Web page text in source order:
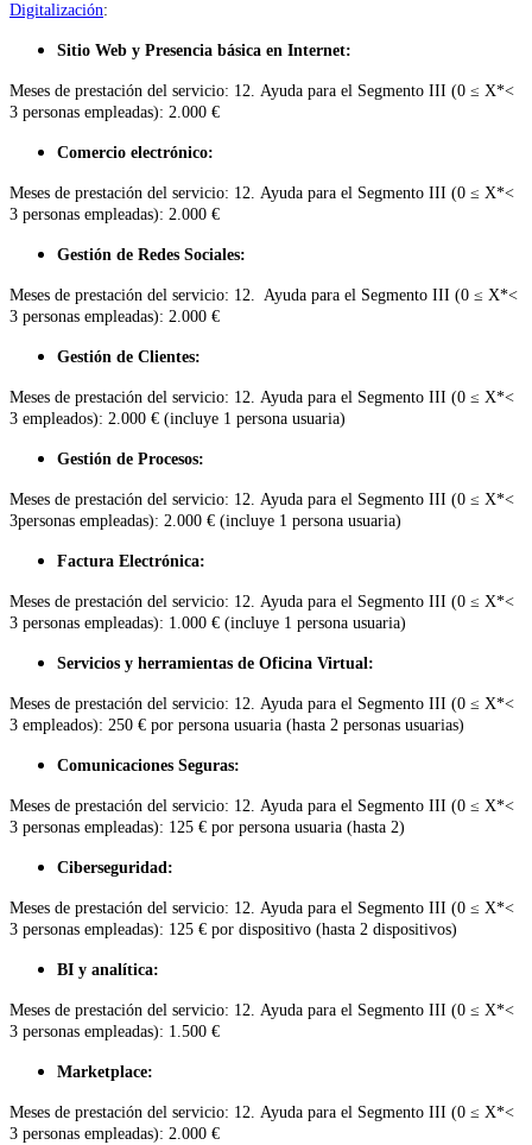
Digitalización:
Sitio Web y Presencia básica en Internet:
Meses de prestación del servicio: 12. Ayuda para el Segmento III (0 ≤ X*<
3 personas empleadas): 2.000 €
Comercio electrónico:
Meses de prestación del servicio: 12. Ayuda para el Segmento III (0 ≤ X*<
3 personas empleadas): 2.000 €
Gestión de Redes Sociales:
Meses de prestación del servicio: 12. Ayuda para el Segmento III (0 ≤ X*<
3 personas empleadas): 2.000 €
Gestión de Clientes:
Meses de prestación del servicio: 12. Ayuda para el Segmento III (0 ≤ X*<
3 empleados): 2.000 € (incluye 1 persona usuaria)
Gestión de Procesos:
Meses de prestación del servicio: 12. Ayuda para el Segmento III (0 ≤ X*<
3personas empleadas): 2.000 € (incluye 1 persona usuaria)
Factura Electrónica:
Meses de prestación del servicio: 12. Ayuda para el Segmento III (0 ≤ X*<
3 personas empleadas): 1.000 € (incluye 1 persona usuaria)
Servicios y herramientas de Oficina Virtual:
Meses de prestación del servicio: 12. Ayuda para el Segmento III (0 ≤ X*<
3 empleados): 250 € por persona usuaria (hasta 2 personas usuarias)
Comunicaciones Seguras:
Meses de prestación del servicio: 12. Ayuda para el Segmento III (0 ≤ X*<
3 personas empleadas): 125 € por persona usuaria (hasta 2)
Ciberseguridad:
Meses de prestación del servicio: 12. Ayuda para el Segmento III (0 ≤ X*<
3 personas empleadas): 125 € por dispositivo (hasta 2 dispositivos)
BI y analítica:
Meses de prestación del servicio: 12. Ayuda para el Segmento III (0 ≤ X*<
3 personas empleadas): 1.500 €
Marketplace:
Meses de prestación del servicio: 12. Ayuda para el Segmento III (0 ≤ X*<
3 personas empleadas): 2.000 €